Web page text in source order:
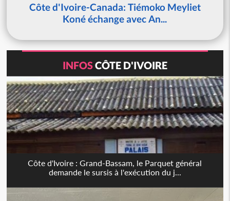
Côte d'Ivoire-Canada: Tiémoko Meyliet
Koné échange avec An...
INFOSCÔTE D'IVOIRE
Côte d'Ivoire : Grand-Bassam, le Parquet général
demande le sursis à l'exécution du j...